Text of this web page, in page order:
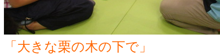
「大きな栗の木の下で」